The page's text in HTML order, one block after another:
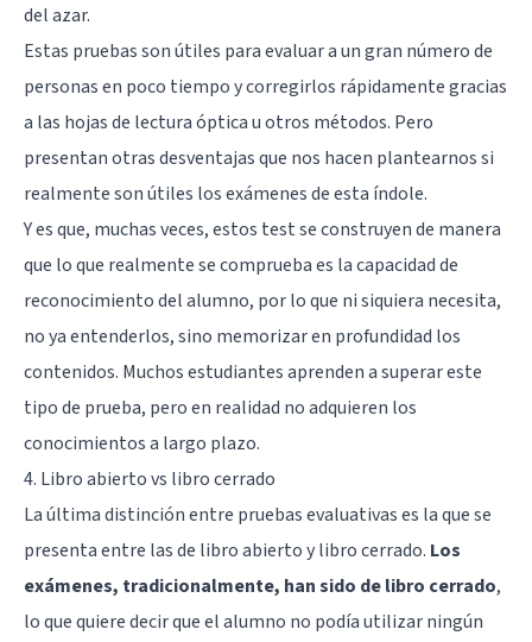
del azar.
Estas pruebas son útiles para evaluar a un gran número de
personas en poco tiempo y corregirlos rápidamente gracias
a las hojas de lectura óptica u otros métodos. Pero
presentan otras desventajas que nos hacen plantearnos si
realmente son útiles los exámenes de esta índole.
Y es que, muchas veces, estos test se construyen de manera
que lo que realmente se comprueba es la capacidad de
reconocimiento del alumno, por lo que ni siquiera necesita,
no ya entenderlos, sino memorizar en profundidad los
contenidos. Muchos estudiantes aprenden a superar este
tipo de prueba, pero en realidad no adquieren los
conocimientos a largo plazo.
4. Libro abierto vs libro cerrado
La última distinción entre pruebas evaluativas es la que se
presenta entre las de libro abierto y libro cerrado. Los
exámenes, tradicionalmente, han sido de libro cerrado,
lo que quiere decir que el alumno no podía utilizar ningún